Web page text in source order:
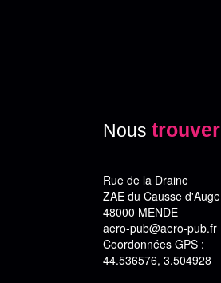
Nous trouver
Rue de la Draine
ZAE du Causse d'Auge
48000 MENDE
aero-pub@aero-pub.fr
Coordonnées GPS :
44.536576, 3.504928